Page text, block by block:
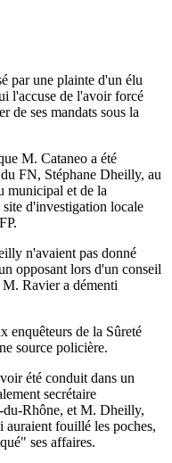
par une plainte d'un élu
l'accuse de l'avoir forcé
de ses mandats sous la
M. Cataneo a été
FN, Stéphane Dheilly, au
municipal et de la
site d'investigation locale
n'avaient pas donné
opposant lors d'un conseil
Ravier a démenti
enquêteurs de la Sûreté
source policière.
été conduit dans un
secrétaire
du-Rhône, et M. Dheilly,
fouillé les poches,
ses affaires.